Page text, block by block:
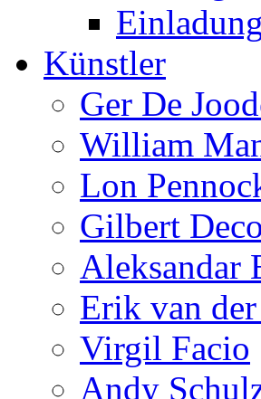
Künstler
Ger De
William
Lon
Gilbert
Aleksandar
Erik van
Virgil Facio
Andy